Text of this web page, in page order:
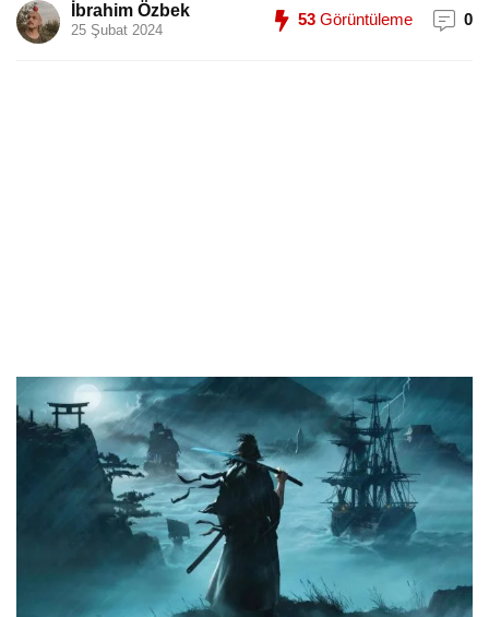
İbrahim Özbek
25 Şubat 2024
53 Görüntüleme 0